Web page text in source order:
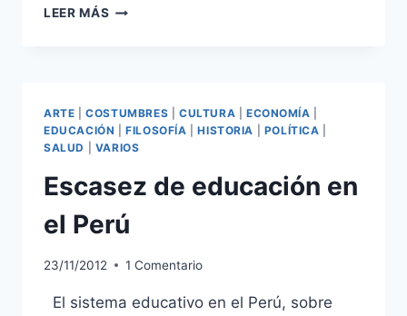
LEER MÁS ENTREVISTA
ALCALDESA
DE
LIMA:
VILLARÁN
(PARTE
2)
ARTE |COSTUMBRES CULTURA ECONOMÍA
EDUCACIÓN |FILOSOFÍA |HISTORIA POLÍTICA
SALUD
VARIOS
Escasez de educación en
el Perú
23/11/2012 1 Comentario
El sistema educativo en el Perú, sobre